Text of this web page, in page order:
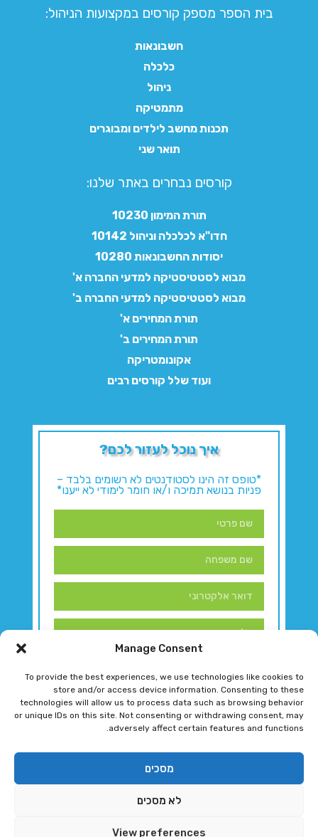
Manage Consent
To provide the best experiences, we use technologies like cookies to
store and/or access device information. Consenting to these
technologies will allow us to process data such as browsing behavior
or unique IDs on this site. Not consenting or withdrawing consent, may
adversely affect certain features and functions.
מסכים
לא מסכים
View preferences
בית הספר מספק קורסים במקצועות הניהול:
חשבונאות
כלכלה
ניהול
מתמטיקה
תכנות מחשב לילדים ומבוגרים
תואר שני
קורסים נבחרים באתר שלנו:​
תורת המימון 10230
חדו"א לכלכלה וניהול 10142
יסודות החשבונאות 10280
מבוא לסטטיסטיקה למדעי החברה א'
מבוא לסטטיסטיקה למדעי החברה ב'
תורת המחירים א'
תורת המחירים ב'
אקונומטריקה
ועוד שלל קורסים רבים
איך נוכל לעזור לכם?
*טופס זה הינו לסטודנטים לא רשומים בלבד –
פניות בנושא תמיכה ו/או חומר לימודי לא ייענו*